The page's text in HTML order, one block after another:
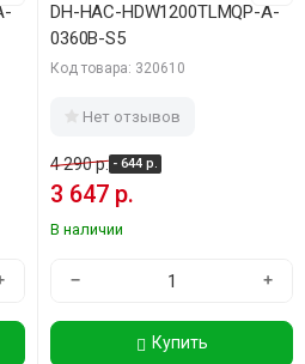
DH-HAC-HDW1200TLMQP-A-
0360B-S5
Код товара: 320610
Нет отзывов
4 290 р. - 644 р.
3 647 р.
В наличии
− +
Купить